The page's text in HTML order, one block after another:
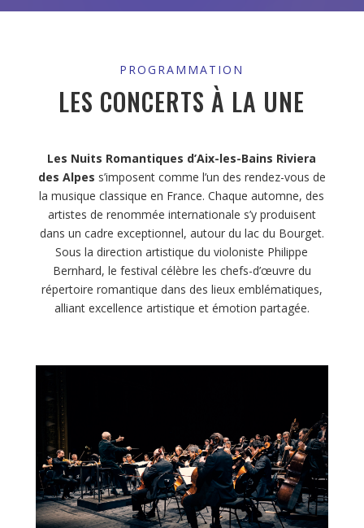
PROGRAMMATION
LES CONCERTS À LA UNE
Les Nuits Romantiques d’Aix-les-Bains Riviera
des Alpes s’imposent comme l’un des rendez-vous de
la musique classique en France. Chaque automne, des
artistes de renommée internationale s’y produisent
dans un cadre exceptionnel, autour du lac du Bourget.
Sous la direction artistique du violoniste Philippe
Bernhard, le festival célèbre les chefs-d’œuvre du
répertoire romantique dans des lieux emblématiques,
alliant excellence artistique et émotion partagée.